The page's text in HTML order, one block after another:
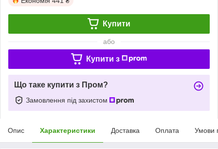
Купити
або
Купити з
Що таке купити з Пром?
Замовлення під захистом
Опис Характеристики Доставка Оплата Умови